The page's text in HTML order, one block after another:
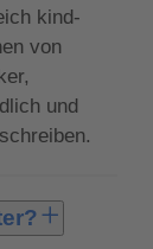
kind-
von
und